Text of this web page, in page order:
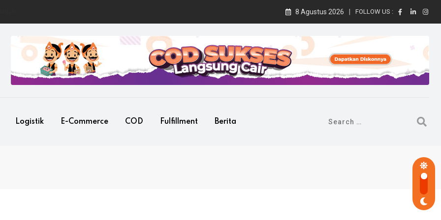
8 Agustus 2026 FOLLOW US :
Logistik E-Commerce COD Fulfillment Berita